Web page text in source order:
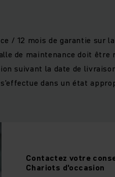
/ 12 mois de garantie sur
de maintenance doit être
suivant la date de
dans un état
Contactez votre
Chariots d'occasion